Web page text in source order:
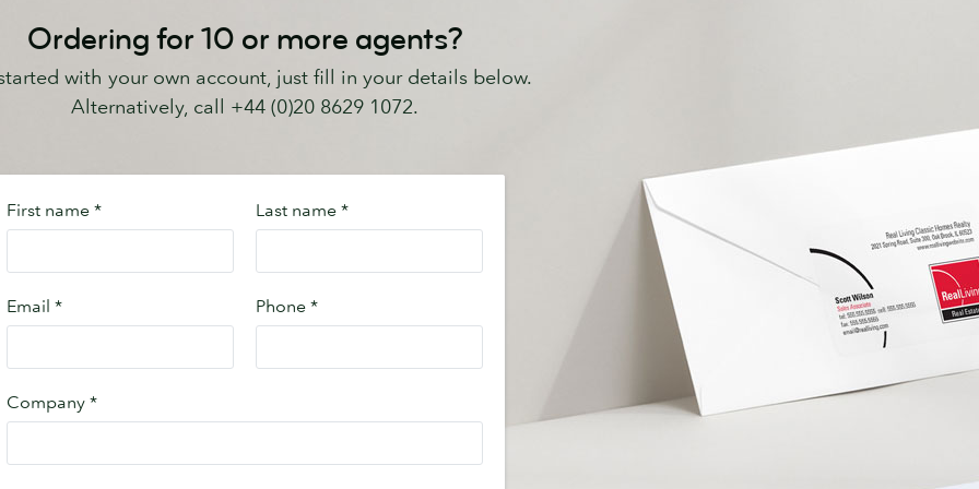
Ordering for 10 or more agents?
with your own account, just fill in your details below.
Alternatively, call +44 (0)20 8629 1072.